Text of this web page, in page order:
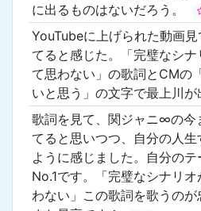
に出るものはないだろう。
YouTubeに上げられた動画
てると感じた。「完璧なシ
て思わない」の歌詞とCMの
いと思う」の文字で最上川が
歌詞を見て、関ジャニ∞の今
てると思いつつ、自分の人
ように感じました。自分の
No.1です。「完璧なシナリ
わない」この歌詞を歌うの